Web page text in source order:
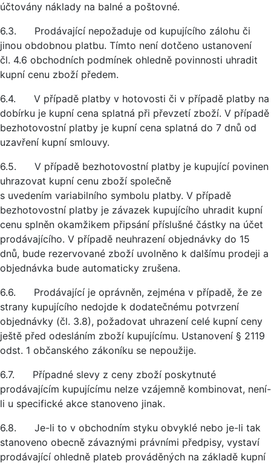
účtovány náklady na balné a poštovné.
6.3. Prodávající nepožaduje od kupujícího zálohu či
jinou obdobnou platbu. Tímto není dotčeno ustanovení
čl. 4.6 obchodních podmínek ohledně povinnosti uhradit
kupní cenu zboží předem.
6.4. V případě platby v hotovosti či v případě platby na
dobírku je kupní cena splatná při převzetí zboží. V případě
bezhotovostní platby je kupní cena splatná do 7 dnů od
uzavření kupní smlouvy.
6.5. V případě bezhotovostní platby je kupující povinen
uhrazovat kupní cenu zboží společně
s uvedením variabilního symbolu platby. V případě
bezhotovostní platby je závazek kupujícího uhradit kupní
cenu splněn okamžikem připsání příslušné částky na účet
prodávajícího. V případě neuhrazení objednávky do 15
dnů, bude rezervované zboží uvolněno k dalšímu prodeji a
objednávka bude automaticky zrušena.
6.6. Prodávající je oprávněn, zejména v případě, že ze
strany kupujícího nedojde k dodatečnému potvrzení
objednávky (čl. 3.8), požadovat uhrazení celé kupní ceny
ještě před odesláním zboží kupujícímu. Ustanovení § 2119
odst. 1 občanského zákoníku se nepoužije.
6.7. Případné slevy z ceny zboží poskytnuté
prodávajícím kupujícímu nelze vzájemně kombinovat, není-
li u specifické akce stanoveno jinak.
6.8. Je-li to v obchodním styku obvyklé nebo je-li tak
stanoveno obecně závaznými právními předpisy, vystaví
prodávající ohledně plateb prováděných na základě kupní